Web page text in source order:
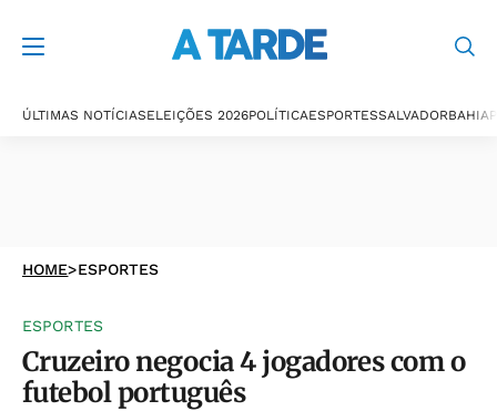
ÚLTIMAS NOTÍCIASELEIÇÕES 2026POLÍTICAESPORTESSALVADORBAHIA
HOME>ESPORTES
ESPORTES
Cruzeiro negocia 4 jogadores com o
futebol português